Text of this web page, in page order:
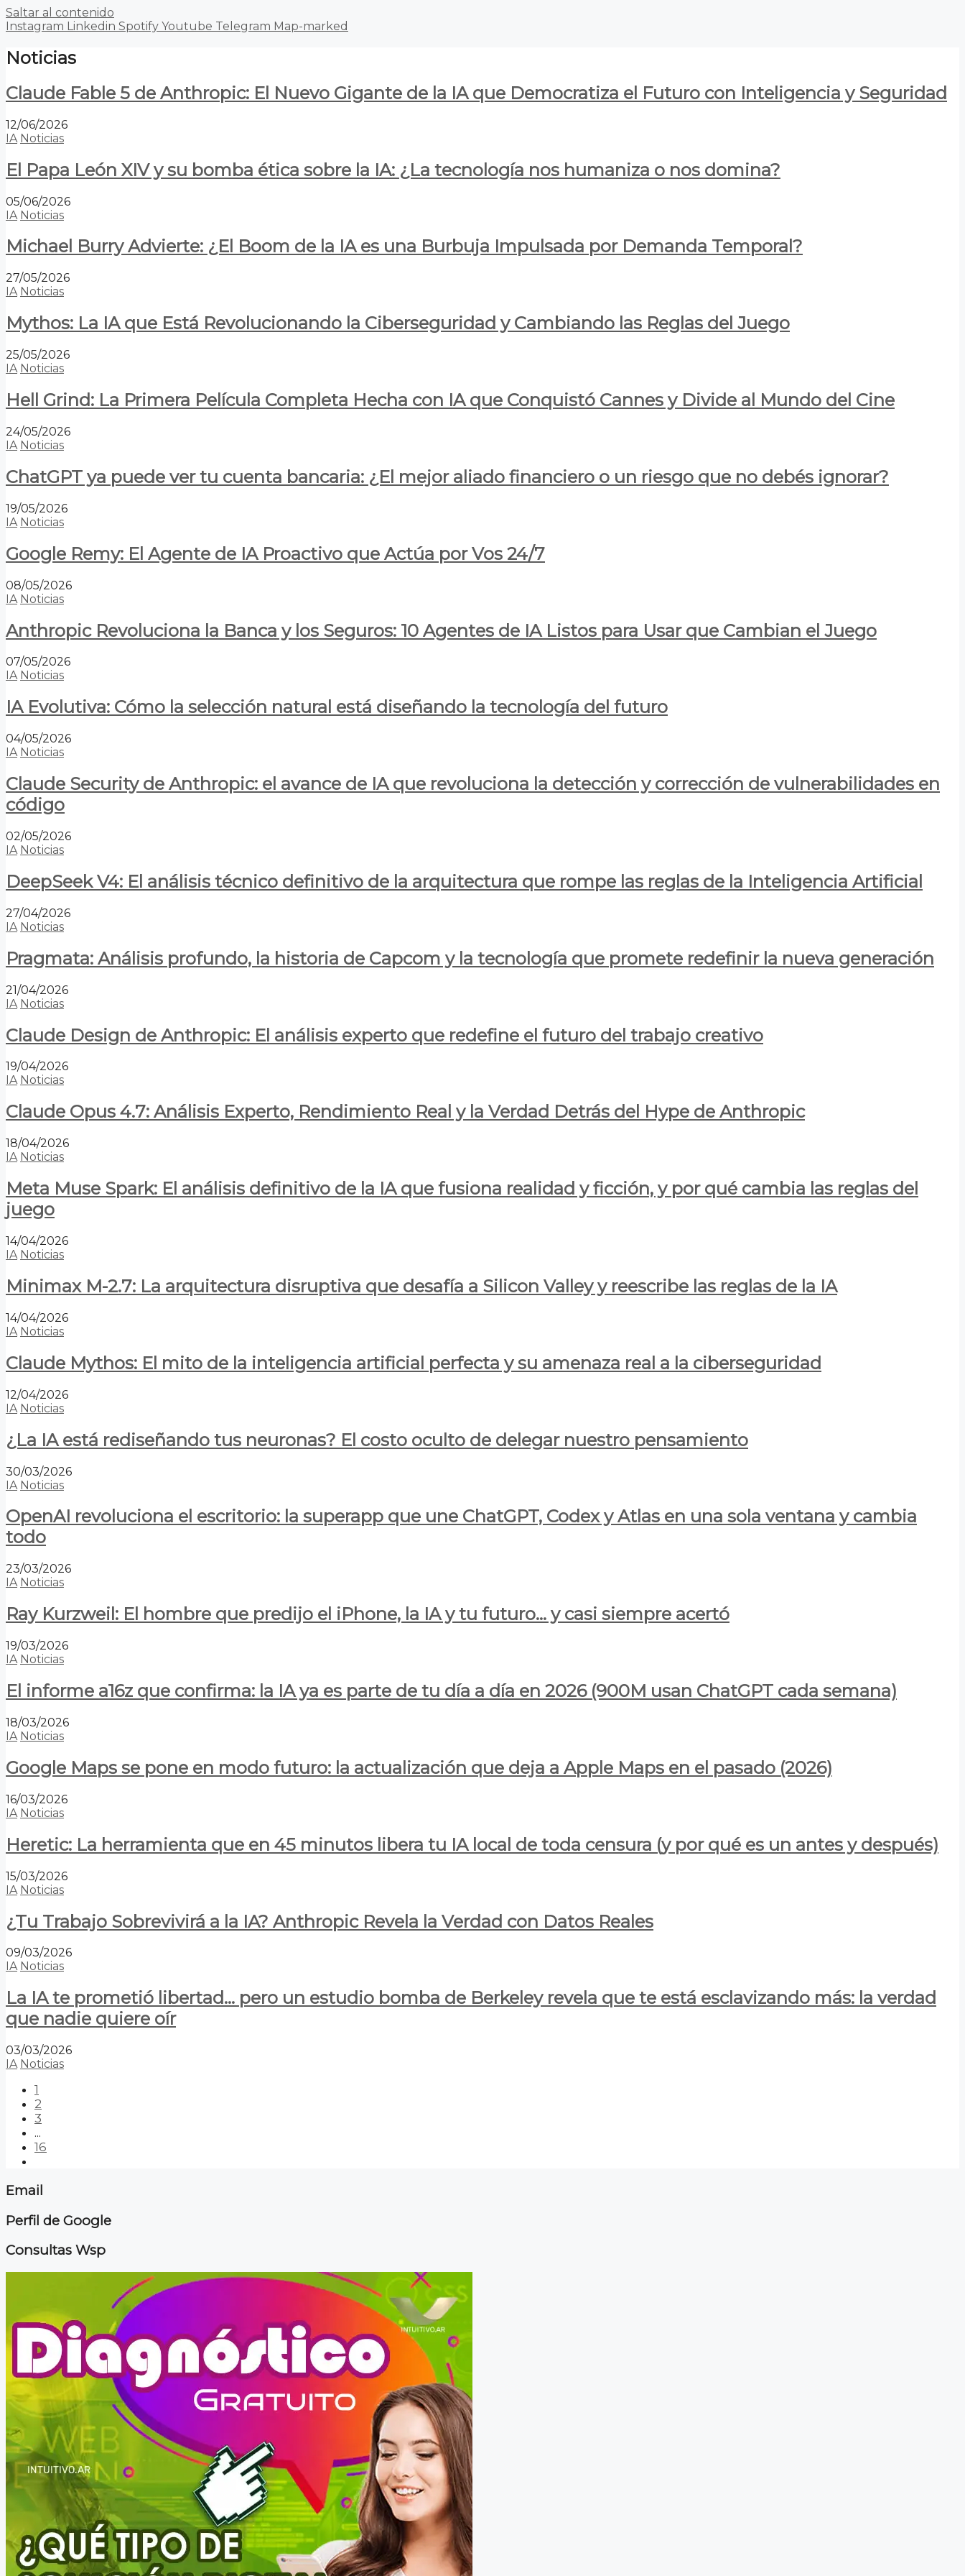
Saltar al contenido
Instagram Linkedin Spotify Youtube Telegram Map-marked
Noticias
Claude Fable 5 de Anthropic: El Nuevo Gigante de la IA que Democratiza el Futuro con Inteligencia y Seguridad
12/06/2026
IA Noticias
El Papa León XIV y su bomba ética sobre la IA: ¿La tecnología nos humaniza o nos domina?
05/06/2026
IA Noticias
Michael Burry Advierte: ¿El Boom de la IA es una Burbuja Impulsada por Demanda Temporal?
27/05/2026
IA Noticias
Mythos: La IA que Está Revolucionando la Ciberseguridad y Cambiando las Reglas del Juego
25/05/2026
IA Noticias
Hell Grind: La Primera Película Completa Hecha con IA que Conquistó Cannes y Divide al Mundo del Cine
24/05/2026
IA Noticias
ChatGPT ya puede ver tu cuenta bancaria: ¿El mejor aliado financiero o un riesgo que no debés ignorar?
19/05/2026
IA Noticias
Google Remy: El Agente de IA Proactivo que Actúa por Vos 24/7
08/05/2026
IA Noticias
Anthropic Revoluciona la Banca y los Seguros: 10 Agentes de IA Listos para Usar que Cambian el Juego
07/05/2026
IA Noticias
IA Evolutiva: Cómo la selección natural está diseñando la tecnología del futuro
04/05/2026
IA Noticias
Claude Security de Anthropic: el avance de IA que revoluciona la detección y corrección de vulnerabilidades en
código
02/05/2026
IA Noticias
DeepSeek V4: El análisis técnico definitivo de la arquitectura que rompe las reglas de la Inteligencia Artificial
27/04/2026
IA Noticias
Pragmata: Análisis profundo, la historia de Capcom y la tecnología que promete redefinir la nueva generación
21/04/2026
IA Noticias
Claude Design de Anthropic: El análisis experto que redefine el futuro del trabajo creativo
19/04/2026
IA Noticias
Claude Opus 4.7: Análisis Experto, Rendimiento Real y la Verdad Detrás del Hype de Anthropic
18/04/2026
IA Noticias
Meta Muse Spark: El análisis definitivo de la IA que fusiona realidad y ficción, y por qué cambia las reglas del
juego
14/04/2026
IA Noticias
Minimax M-2.7: La arquitectura disruptiva que desafía a Silicon Valley y reescribe las reglas de la IA
14/04/2026
IA Noticias
Claude Mythos: El mito de la inteligencia artificial perfecta y su amenaza real a la ciberseguridad
12/04/2026
IA Noticias
¿La IA está rediseñando tus neuronas? El costo oculto de delegar nuestro pensamiento
30/03/2026
IA Noticias
OpenAI revoluciona el escritorio: la superapp que une ChatGPT, Codex y Atlas en una sola ventana y cambia
todo
23/03/2026
IA Noticias
Ray Kurzweil: El hombre que predijo el iPhone, la IA y tu futuro… y casi siempre acertó
19/03/2026
IA Noticias
El informe a16z que confirma: la IA ya es parte de tu día a día en 2026 (900M usan ChatGPT cada semana)
18/03/2026
IA Noticias
Google Maps se pone en modo futuro: la actualización que deja a Apple Maps en el pasado (2026)
16/03/2026
IA Noticias
Heretic: La herramienta que en 45 minutos libera tu IA local de toda censura (y por qué es un antes y después)
15/03/2026
IA Noticias
¿Tu Trabajo Sobrevivirá a la IA? Anthropic Revela la Verdad con Datos Reales
09/03/2026
IA Noticias
La IA te prometió libertad… pero un estudio bomba de Berkeley revela que te está esclavizando más: la verdad
que nadie quiere oír
03/03/2026
IA Noticias
1
2
3
...
16
Email
Perfil de Google
Consultas Wsp